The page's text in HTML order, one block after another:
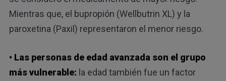
Mientras que, el bupropión (Wellbutrin XL) y la
paroxetina (Paxil) representaron el menor riesgo.
• Las personas de edad avanzada son el grupo
más vulnerable: la edad también fue un factor